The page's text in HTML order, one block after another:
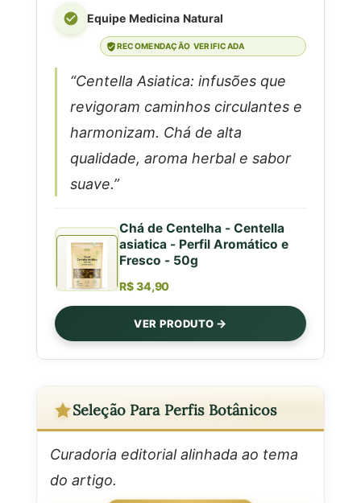
Equipe Medicina Natural
RECOMENDAÇÃO VERIFICADA
“Centella Asiatica: infusões que
revigoram caminhos circulantes e
harmonizam. Chá de alta
qualidade, aroma herbal e sabor
suave.”
Chá de Centelha - Centella
asiatica - Perfil Aromático e
Fresco - 50g
R$ 34,90
VER PRODUTO
Seleção Para Perfis Botânicos
Curadoria editorial alinhada ao tema
do artigo.